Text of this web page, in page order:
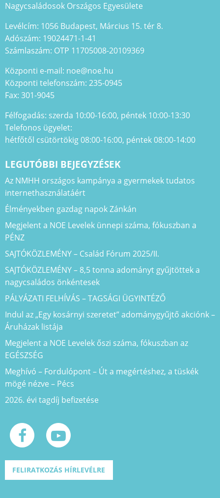
Nagycsaládosok Országos Egyesülete
Levélcím: 1056 Budapest, Március 15. tér 8.
Adószám: 19024471-1-41
Számlaszám: OTP 11705008-20109369
Központi e-mail: noe@noe.hu
Központi telefonszám: 235-0945
Fax: 301-9045
Félfogadás: szerda 10:00-16:00, péntek 10:00-13:30
Telefonos ügyelet:
hétfőtől csütörtökig 08:00-16:00, péntek 08:00-14:00
LEGUTÓBBI BEJEGYZÉSEK
Az NMHH országos kampánya a gyermekek tudatos
internethasználatáért
Élményekben gazdag napok Zánkán
Megjelent a NOE Levelek ünnepi száma, fókuszban a
PÉNZ
SAJTÓKÖZLEMÉNY – Család Fórum 2025/II.
SAJTÓKÖZLEMÉNY – 8,5 tonna adományt gyűjtöttek a
nagycsaládos önkéntesek
PÁLYÁZATI FELHÍVÁS – TAGSÁGI ÜGYINTÉZŐ
Indul az „Egy kosárnyi szeretet” adománygyűjtő akciónk –
Áruházak listája
Megjelent a NOE Levelek őszi száma, fókuszban az
EGÉSZSÉG
Meghívó – Fordulópont – Út a megértéshez, a tüskék
mögé nézve – Pécs
2026. évi tagdíj befizetése
FELIRATKOZÁS HÍRLEVÉLRE